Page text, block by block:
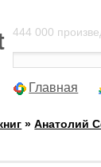
444 000
Главная
»Анатолий